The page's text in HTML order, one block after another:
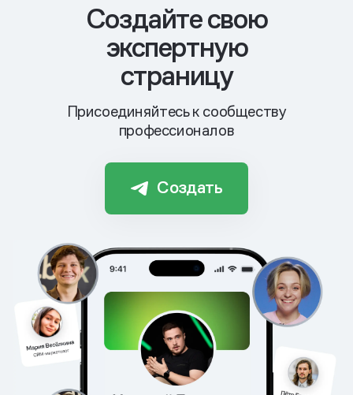
Cоздайте свою
экспертную
страницу
Присоединяйтесь к сообществу
профессионалов
Создать